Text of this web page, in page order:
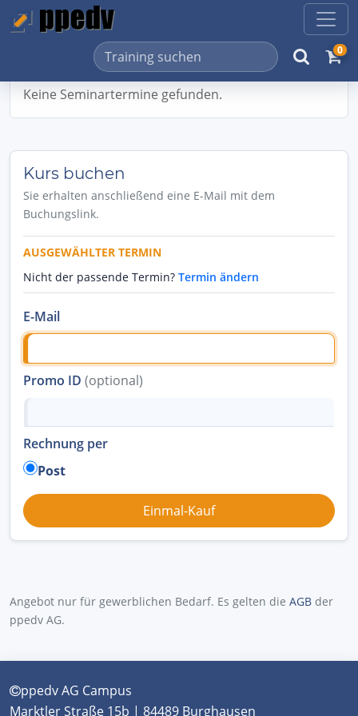
0
Keine Seminartermine gefunden.
Kurs buchen
Sie erhalten anschließend eine E-Mail mit dem
Buchungslink.
AUSGEWÄHLTER TERMIN
Nicht der passende Termin? Termin ändern
E-Mail
Promo ID (optional)
Rechnung per
Post
Angebot nur für gewerblichen Bedarf. Es gelten die AGB der
ppedv AG.
ppedv AG Campus
Marktler Straße 15b | 84489 Burghausen